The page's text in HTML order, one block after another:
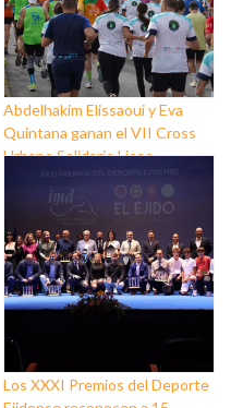
Abdelhakim Elissaoui y Eva
Quintana ganan el VII Cross
Urbano Solidario Liceo
Mediterráneo
Los XXXI Premios del Deporte